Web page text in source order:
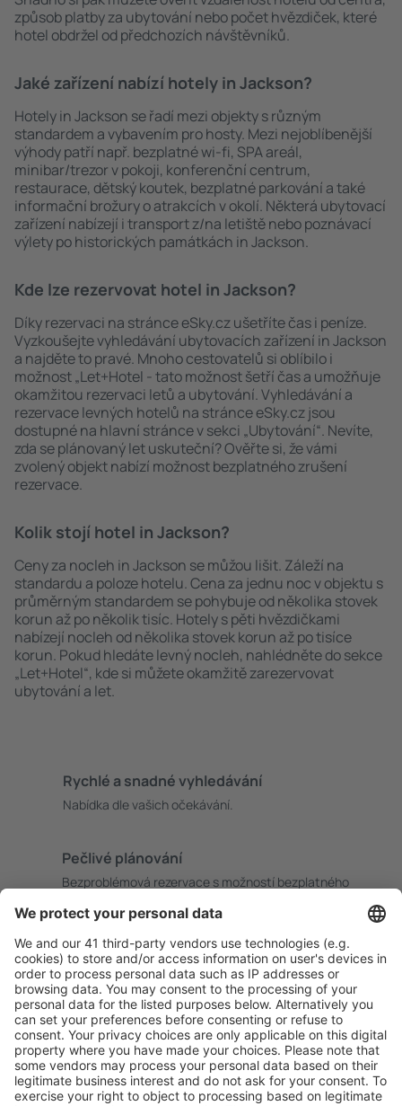
způsob platby za ubytování nebo počet hvězdiček, které
hotel obdržel od předchozích návštěvníků.
Jaké zařízení nabízí hotely in Jackson?
Hotely in Jackson se řadí mezi objekty s různým
standardem a vybavením pro hosty. Mezi nejoblíbenější
výhody patří např. bezplatné wi-fi, SPA areál,
minibar/trezor v pokoji, konferenční centrum,
restaurace, dětský koutek, bezplatné parkování a také
informační brožury o atrakcích v okolí. Některá ubytovací
zařízení nabízejí i transport z/na letiště nebo poznávací
výlety po historických památkách in Jackson.
Kde lze rezervovat hotel in Jackson?
Díky rezervaci na stránce eSky.cz ušetříte čas i peníze.
Vyzkoušejte vyhledávání ubytovacích zařízení in Jackson
a najděte to pravé. Mnoho cestovatelů si oblíbilo i
možnost „Let+Hotel - tato možnost šetří čas a umožňuje
okamžitou rezervaci letů a ubytování. Vyhledávání a
rezervace levných hotelů na stránce eSky.cz jsou
dostupné na hlavní stránce v sekci „Ubytování“. Nevíte,
zda se plánovaný let uskuteční? Ověřte si, že vámi
zvolený objekt nabízí možnost bezplatného zrušení
rezervace.
Kolik stojí hotel in Jackson?
Ceny za nocleh in Jackson se můžou lišit. Záleží na
standardu a poloze hotelu. Cena za jednu noc v objektu s
průměrným standardem se pohybuje od několika stovek
korun až po několik tisíc. Hotely s pěti hvězdičkami
nabízejí nocleh od několika stovek korun až po tisíce
korun. Pokud hledáte levný nocleh, nahlédněte do sekce
„Let+Hotel“, kde si můžete okamžitě zarezervovat
ubytování a let.
Rychlé a snadné vyhledávání
Nabídka dle vašich očekávání.
Pečlivé plánování
Bezproblémová rezervace s možností bezplatného
S námi ušetříte
Atraktivní ceny a speciální nabídky pro přihlášené
uživatele.
Ubytování dle vašeho gusta
Vyberte si z více než 1.3 milionu zařízení: hotelů,
apartmánů, chat a dalších.